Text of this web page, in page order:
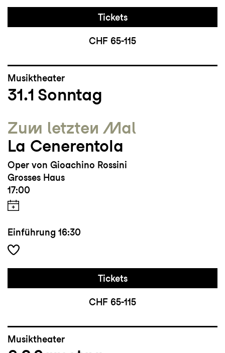
Tickets
CHF 65-115
Musiktheater
31.1 Sonntag
Zum letzten Mal
La Cenerentola
Oper von Gioachino Rossini
Grosses Haus
17:00
Einführung 16:30
Tickets
CHF 65-115
Musiktheater